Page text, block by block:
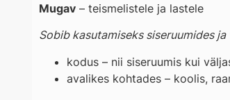
Mugav – teismelistele ja lastele
Sobib kasutamiseks siseruumides ja
kodus – nii siseruumis kui
avalikes kohtades – koolis,